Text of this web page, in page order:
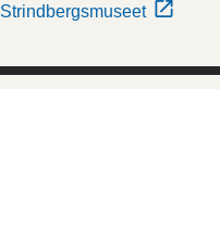
Strindbergsmuseet